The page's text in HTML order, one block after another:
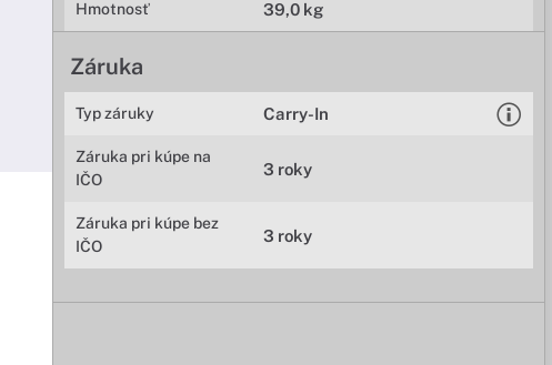
Hmotnosť 39,0 kg
Záruka
Typ záruky Carry-In
Záruka pri kúpe na
IČO
3 roky
Záruka pri kúpe bez
IČO
3 roky